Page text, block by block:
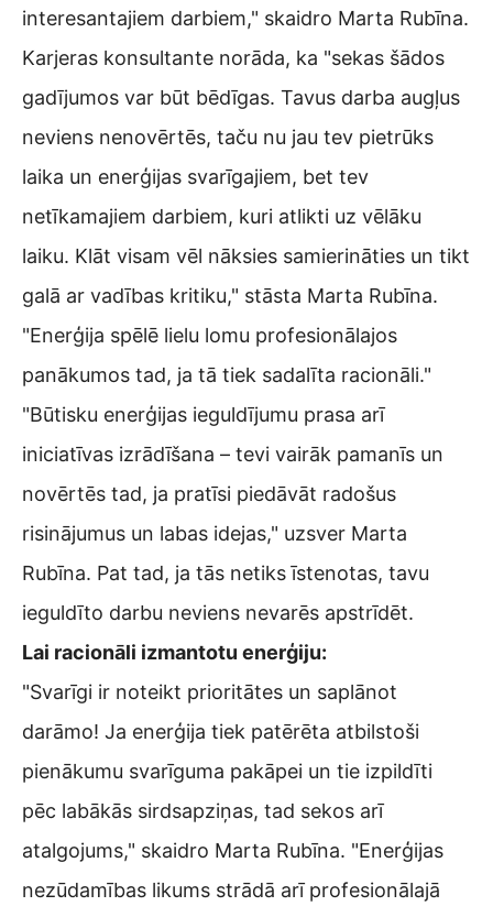
interesantajiem darbiem," skaidro Marta Rubīna.
Karjeras konsultante norāda, ka "sekas šādos
gadījumos var būt bēdīgas. Tavus darba augļus
neviens nenovērtēs, taču nu jau tev pietrūks
laika un enerģijas svarīgajiem, bet tev
netīkamajiem darbiem, kuri atlikti uz vēlāku
laiku. Klāt visam vēl nāksies samierināties un tikt
galā ar vadības kritiku," stāsta Marta Rubīna.
"Enerģija spēlē lielu lomu profesionālajos
panākumos tad, ja tā tiek sadalīta racionāli."
"Būtisku enerģijas ieguldījumu prasa arī
iniciatīvas izrādīšana – tevi vairāk pamanīs un
novērtēs tad, ja pratīsi piedāvāt radošus
risinājumus un labas idejas," uzsver Marta
Rubīna. Pat tad, ja tās netiks īstenotas, tavu
ieguldīto darbu neviens nevarēs apstrīdēt.
Lai racionāli izmantotu enerģiju:
"Svarīgi ir noteikt prioritātes un saplānot
darāmo! Ja enerģija tiek patērēta atbilstoši
pienākumu svarīguma pakāpei un tie izpildīti
pēc labākās sirdsapziņas, tad sekos arī
atalgojums," skaidro Marta Rubīna. "Enerģijas
nezūdamības likums strādā arī profesionālajā